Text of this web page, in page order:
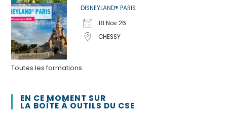
DISNEYLAND® PARIS
18 Nov 26
CHESSY
Toutes les formations
EN CE MOMENT SUR
LA BOÎTE À OUTILS DU CSE